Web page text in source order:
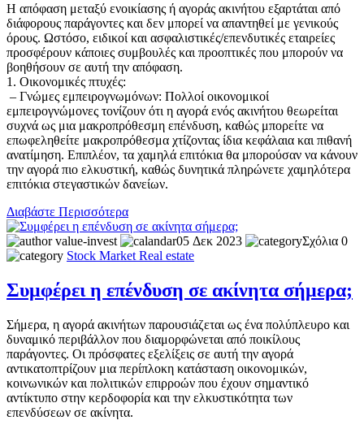
Η απόφαση μεταξύ ενοικίασης ή αγοράς ακινήτου εξαρτάται από
διάφορους παράγοντες και δεν μπορεί να απαντηθεί με γενικούς
όρους. Ωστόσο, ειδικοί και ασφαλιστικές/επενδυτικές εταιρείες
προσφέρουν κάποιες συμβουλές και προοπτικές που μπορούν να
βοηθήσουν σε αυτή την απόφαση.
1. Οικονομικές πτυχές:
– Γνώμες εμπειρογνωμόνων: Πολλοί οικονομικοί
εμπειρογνώμονες τονίζουν ότι η αγορά ενός ακινήτου θεωρείται
συχνά ως μια μακροπρόθεσμη επένδυση, καθώς μπορείτε να
επωφεληθείτε μακροπρόθεσμα χτίζοντας ίδια κεφάλαια και πιθανή
ανατίμηση. Επιπλέον, τα χαμηλά επιτόκια θα μπορούσαν να κάνουν
την αγορά πιο ελκυστική, καθώς δυνητικά πληρώνετε χαμηλότερα
επιτόκια στεγαστικών δανείων.
Διαβάστε Περισσότερα
value-invest 05 Δεκ 2023
Σχόλια 0
Stock Market Real estate
Συμφέρει η επένδυση σε ακίνητα σήμερα;
Σήμερα, η αγορά ακινήτων παρουσιάζεται ως ένα πολύπλευρο και
δυναμικό περιβάλλον που διαμορφώνεται από ποικίλους
παράγοντες. Οι πρόσφατες εξελίξεις σε αυτή την αγορά
αντικατοπτρίζουν μια περίπλοκη κατάσταση οικονομικών,
κοινωνικών και πολιτικών επιρροών που έχουν σημαντικό
αντίκτυπο στην κερδοφορία και την ελκυστικότητα των
επενδύσεων σε ακίνητα.